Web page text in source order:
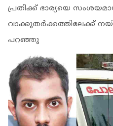
പ്രതിക്ക് ഭാര്യയെ
വാക്കുതര്‍ക്കത്തിലേക്ക്
പറഞ്ഞു